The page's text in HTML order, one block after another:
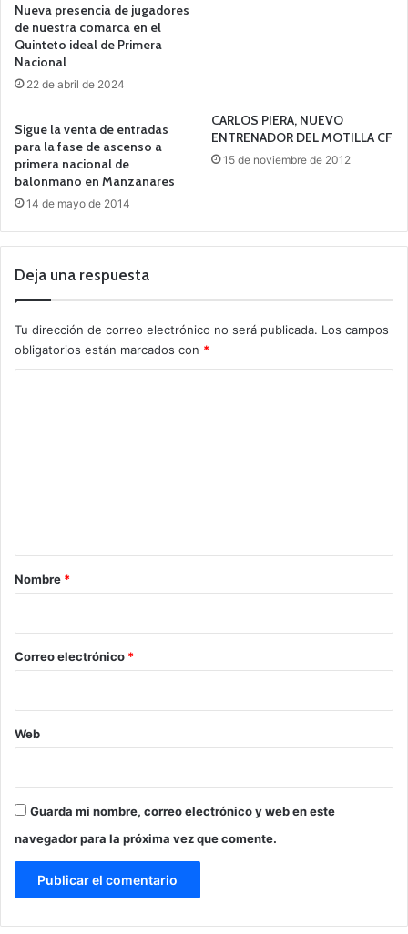
Nueva presencia de jugadores
de nuestra comarca en el
Quinteto ideal de Primera
Nacional
22 de abril de 2024
Sigue la venta de entradas
para la fase de ascenso a
primera nacional de
balonmano en Manzanares
14 de mayo de 2014
CARLOS PIERA, NUEVO
ENTRENADOR DEL MOTILLA CF
15 de noviembre de 2012
Deja una respuesta
Tu dirección de correo electrónico no será publicada. Los campos
obligatorios están marcados con *
r
*
Nombre *
Correo electrónico *
Web
Guarda mi nombre, correo electrónico y web en este
navegador para la próxima vez que comente.